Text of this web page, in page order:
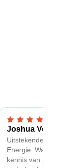
5,0 van 5 sterren
Joshua Verdonk
Uitstekende ervaring
Energie. Wat vooral
kennis van zaken: